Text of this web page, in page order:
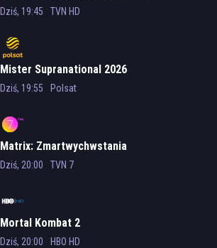
Dziś, 19:45 TVN HD
Mister Supranational 2026
Dziś, 19:55 Polsat
Matrix: Zmartwychwstania
Dziś, 20:00 TVN 7
Mortal Kombat 2
Dziś, 20:00 HBO HD